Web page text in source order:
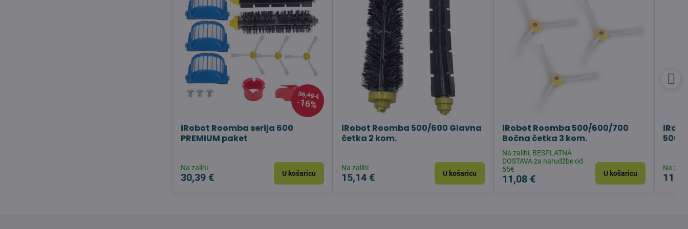
36,49 €
16%
iRobot Roomba serija 600
PREMIUM paket
Na zalihi
30,39 € U košaricu
iRobot Roomba 500/600 Glavna
četka 2 kom.
Na zalihi
15,14 € U košaricu
iRobot Roomba 500/600/700
Bočna četka 3 kom.
Na zalihi, BESPLATNA
DOSTAVA za narudžbe od
55€
11,08 € U košaricu
500/
Na